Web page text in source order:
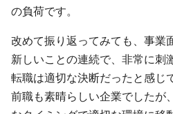
の負荷です。
改めて振り返ってみても、事業
新しいことの連続で、非常に刺
転職は適切な決断だったと感じ
前職も素晴らしい企業でしたが